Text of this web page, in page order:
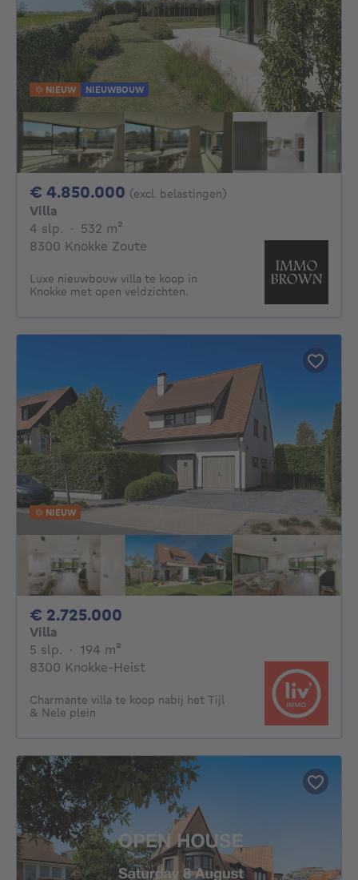
NIEUW NIEUWBOUW
€ 4.850.000 4850000€
(excl. belastingen)
Villa
4 slp. 4 slaapkamers
· 532 m²
8300 Knokke Zoute
Luxe nieuwbouw villa te koop in
Knokke met open veldzichten.
NIEUW
€ 2.725.000
Villa
5 slp. 5 slaapkamers
· 194 m²
8300 Knokke-Heist
Charmante villa te koop nabij het Tijl
& Nele plein